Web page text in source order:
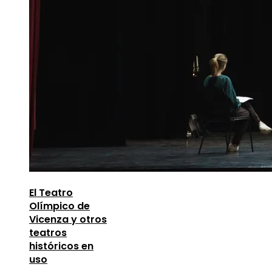
El Teatro
Olímpico de
Vicenza y otros
teatros
históricos en
uso